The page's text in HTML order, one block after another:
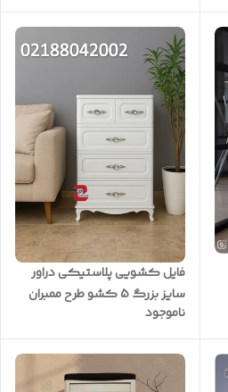
فایل کشویی پلاستیکی دراور
سایز بزرگ 5 کشو طرح ممبران
ناموجود